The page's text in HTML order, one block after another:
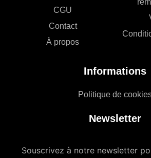
CGU
Contact
À propos
Informations
Politique de
Newsletter
Souscrivez à notre newsletter